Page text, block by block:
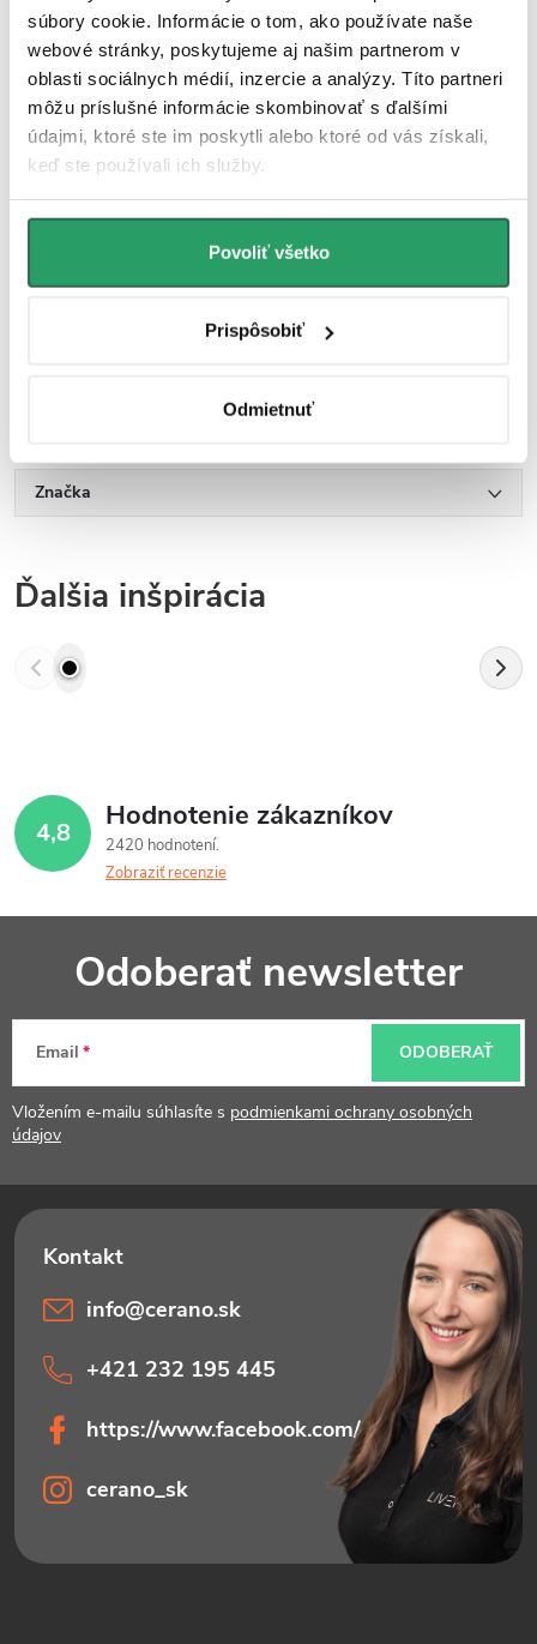
súbory cookie. Informácie o tom, ako používate naše
webové stránky, poskytujeme aj našim partnerom v
oblasti sociálnych médií, inzercie a analýzy. Títo partneri
môžu príslušné informácie skombinovať s ďalšími
údajmi, ktoré ste im poskytli alebo ktoré od vás získali,
keď ste používali ich služby.
Povoliť všetko
Prispôsobiť
Odmietnuť
Záruka 3 roky
K tomuto produktu poskytujeme trojročnú záruku, čo znamená, že
sa môžete dlhodobo spoľahnúť na jeho kvalitu a odolnosť. Navyše,
naše prémiové služby zaistia, že prípadné otázky alebo potreby
budú vyriešené rýchlo a efektívne. Táto kombinácia zaisťuje, že vaša
skúsenosť s produktom bude vždy prvotriedna a bezproblémová.
Značka
Ďalšia inšpirácia
4,8 Hodnotenie zákazníkov
2420 hodnotení
Zobraziť recenzie
p
ä
i
e
Odoberať newsletter
Email
Vložením e-mailu súhlasíte s podmienkami ochrany osobných
údajov
ODOBERAŤ
info@cerano.sk
+421 232 195 445
https://www.facebook.com/ceranosk
cerano_sk